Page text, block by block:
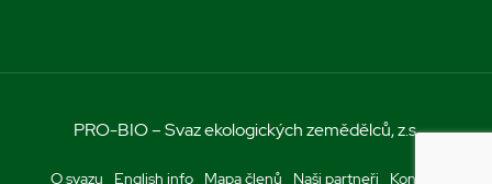
PRO-BIO – Svaz ekologických zemědělců, z.s.
O svazu English info Mapa členů Naši partneři Kontakt